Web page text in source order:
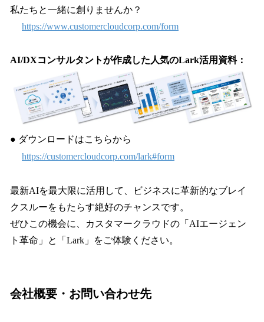
私たちと一緒に創りませんか？
https://www.customercloudcorp.com/form
AI/DXコンサルタントが作成した人気のLark活用資料：
● ダウンロードはこちらから
https://customercloudcorp.com/lark#form
最新AIを最大限に活用して、ビジネスに革新的なブレイ
クスルーをもたらす絶好のチャンスです。
ぜひこの機会に、カスタマークラウドの「AIエージェン
ト革命」と「Lark」をご体験ください。
会社概要・お問い合わせ先